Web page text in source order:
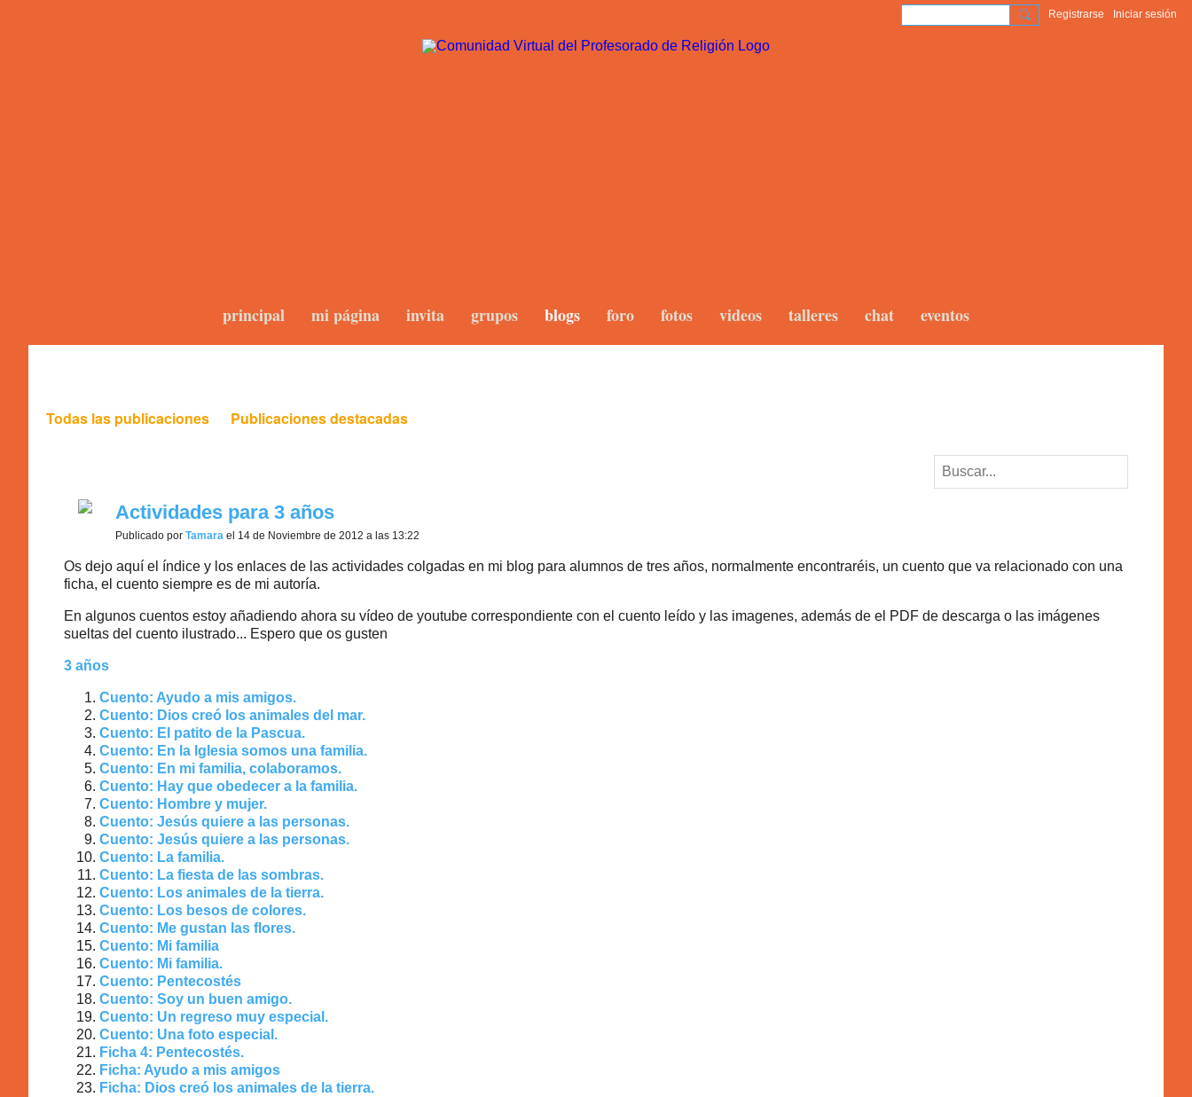
Registrarse Iniciar sesión
principal mi página invita grupos blogs foro fotos videos talleres chat eventos
Todas las publicaciones Publicaciones destacadas
Actividades para 3 años
Publicado por Tamara el 14 de Noviembre de 2012 a las 13:22
Os dejo aquí el índice y los enlaces de las actividades colgadas en mi blog para alumnos de tres años, normalmente encontraréis, un cuento que va relacionado con una
ficha, el cuento siempre es de mi autoría.
En algunos cuentos estoy añadiendo ahora su vídeo de youtube correspondiente con el cuento leído y las imagenes, además de el PDF de descarga o las imágenes
sueltas del cuento ilustrado... Espero que os gusten
3 años
Cuento: Ayudo a mis amigos.
Cuento: Dios creó los animales del mar.
Cuento: El patito de la Pascua.
Cuento: En la Iglesia somos una familia.
Cuento: En mi familia, colaboramos.
Cuento: Hay que obedecer a la familia.
Cuento: Hombre y mujer.
Cuento: Jesús quiere a las personas.
Cuento: Jesús quiere a las personas.
Cuento: La familia.
Cuento: La fiesta de las sombras.
Cuento: Los animales de la tierra.
Cuento: Los besos de colores.
Cuento: Me gustan las flores.
Cuento: Mi familia
Cuento: Mi familia.
Cuento: Pentecostés
Cuento: Soy un buen amigo.
Cuento: Un regreso muy especial.
Cuento: Una foto especial.
Ficha 4: Pentecostés.
Ficha: Ayudo a mis amigos
Ficha: Dios creó los animales de la tierra.